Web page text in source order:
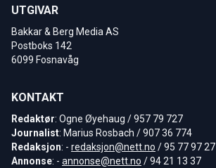
UTGIVAR
Bakkar & Berg Media AS
Postboks 142
6099 Fosnavåg
KONTAKT
Redaktør: Ogne Øyehaug / 957 79 727
Journalist: Marius Rosbach / 907 36 774
Redaksjon: - redaksjon@nett.no / 95 77 97 27
Annonse: - annonse@nett.no / 94 21 13 37